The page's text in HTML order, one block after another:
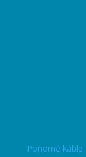
Ponorné káble